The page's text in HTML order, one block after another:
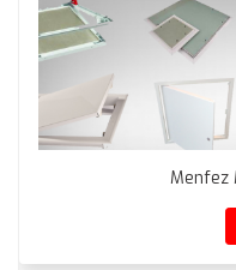
Menfez